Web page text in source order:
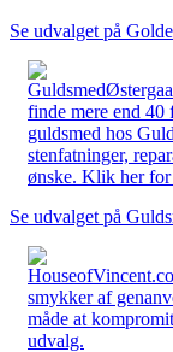
Se udvalget på
finde mere end
guldsmed hos
stenfatninger,
ønske. Klik her for
Se udvalget på
smykker af
måde at
udvalg.